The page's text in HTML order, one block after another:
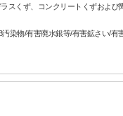
スくず、コンクリートくずおよ
染物/有害廃水銀等/有害鉱さい/